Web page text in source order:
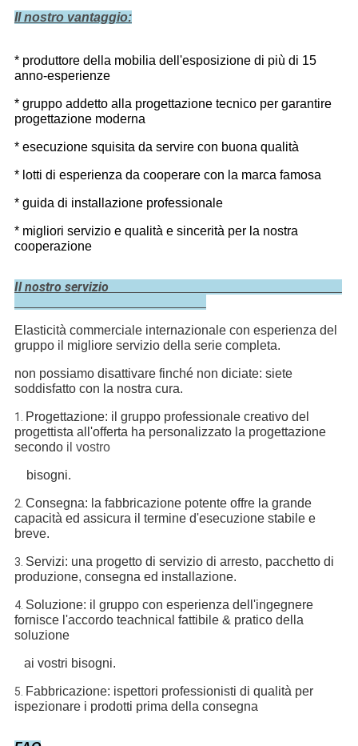
Il nostro vantaggio:
* produttore della mobilia dell'esposizione di più di 15
anno-esperienze
* gruppo addetto alla progettazione tecnico per garantire
progettazione moderna
* esecuzione squisita da servire con buona qualità
* lotti di esperienza da cooperare con la marca famosa
* guida di installazione professionale
* migliori servizio e qualità e sincerità per la nostra
cooperazione
Il nostro servizio
Elasticità commerciale internazionale con esperienza del
gruppo il migliore servizio della serie completa.
non possiamo disattivare finché non diciate: siete
soddisfatto con la nostra cura.
1. Progettazione: il gruppo professionale creativo del
progettista all'offerta ha personalizzato la progettazione
secondoil vostro
bisogni.
2. Consegna: la fabbricazione potente offre la grande
capacità ed assicura il termine d'esecuzione stabile e
breve.
3. Servizi: una progetto di servizio di arresto, pacchetto di
produzione, consegna ed installazione.
4. Soluzione: il gruppo con esperienza dell'ingegnere
fornisce l'accordo teachnical fattibile & pratico della
soluzione
ai vostri bisogni.
5. Fabbricazione: ispettori professionisti di qualità per
ispezionare i prodotti prima della consegna